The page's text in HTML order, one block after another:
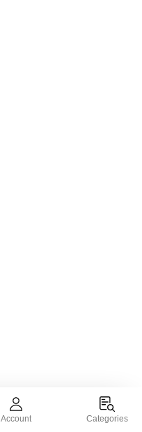
Account Categories